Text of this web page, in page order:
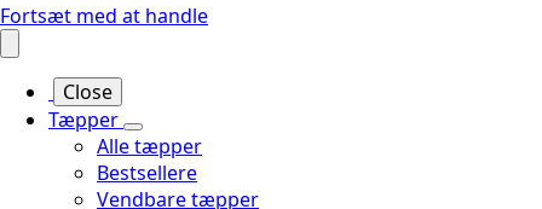
Fortsæt med at handle
Close
Tæpper
Alle tæpper
Bestsellere
Vendbare tæpper